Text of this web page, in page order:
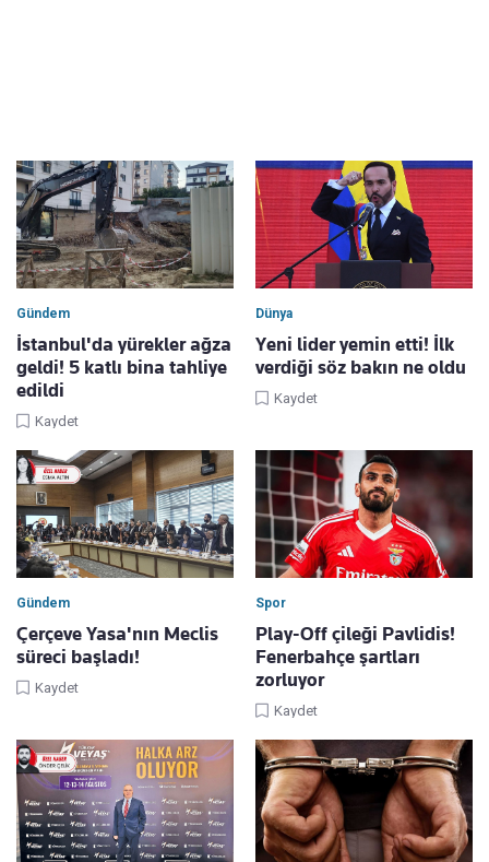
Gündem
İstanbul'da yürekler ağza
geldi! 5 katlı bina tahliye
edildi
Kaydet
Dünya
Yeni lider yemin etti! İlk
verdiği söz bakın ne oldu
Kaydet
Gündem
Çerçeve Yasa'nın Meclis
süreci başladı!
Kaydet
Spor
Play-Off çileği Pavlidis!
Fenerbahçe şartları
zorluyor
Kaydet